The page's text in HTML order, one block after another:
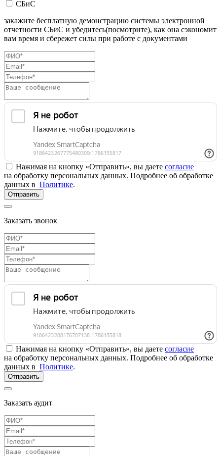
СБиС
закажите бесплатную демонстрацию системы электронной
отчетности СБиС и убедитесь(посмотрите), как она сэкономит
вам время и сбережет силы при работе с документами
Нажимая на кнопку «Отправить», вы даете согласие
на обработку персональных данных. Подробнее об обработке
данных в Политике.
Отправить
Заказать звонок
Нажимая на кнопку «Отправить», вы даете согласие
на обработку персональных данных. Подробнее об обработке
данных в Политике.
Отправить
Заказать аудит